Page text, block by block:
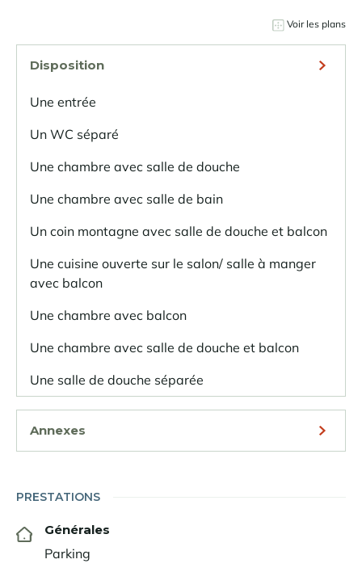
Voir les plans
Disposition
Une entrée
Un WC séparé
Une chambre avec salle de douche
Une chambre avec salle de bain
Un coin montagne avec salle de douche et balcon
Une cuisine ouverte sur le salon/ salle à manger
avec balcon
Une chambre avec balcon
Une chambre avec salle de douche et balcon
Une salle de douche séparée
Annexes
PRESTATIONS
Générales
Parking